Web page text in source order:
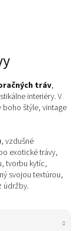
tráv,
interiéry. V
boho štýle, vintage
, vzdušné
exotické trávy,
tvorbu kytíc,
svojou textúrou,
údržby.